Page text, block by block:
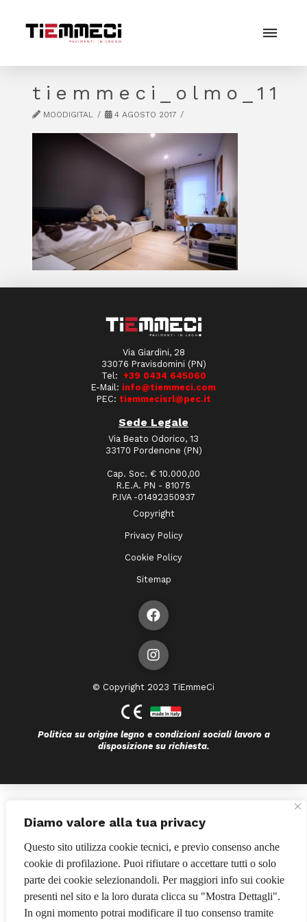
Diamo valore alla tua privacy
Questo sito utilizza cookie tecnici, e previo consenso anche
cookie di profilazione. Puoi rifiutare o accettare tutti o solo
parte dei cookie selezionandoli. Per maggiori info sui cookie
presenti nel sito e la loro durata clicca su "Mostra Dettagli".
In ogni momento potrai modificare il tuo consenso tramite
tiemmeci_olmo_11
MOODIGITAL 4 AGOSTO 2017
Via Giardini, 28
33076 Pravisdomini (PN)
Tel: +39 0434 645060
E-Mail: info@tiemmeci.com
PEC: tiemmecisrl@pec.it
Sede Legale
Via Beato Odorico, 13
33170 Pordenone (PN)
Cap. Soc. € 10.000,00
R.E.A. PN - 81075
P.IVA -01492350937
Copyright
Privacy Policy
Cookie Policy
Sitemap
© Copyright 2023 TiEmmeCi
Politica su origine legno e condizioni sociali lavoro a
disposizione su richiesta.